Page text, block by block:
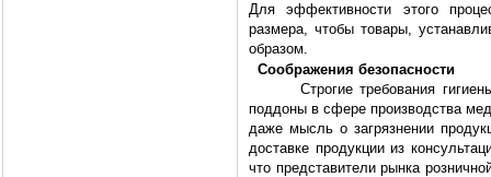
Для эффективности этого
размера, чтобы товары,
образом.
Соображения безопасности
Строгие требования
поддоны в сфере производства
даже мысль о загрязнении
доставке продукции из
что представители рынка